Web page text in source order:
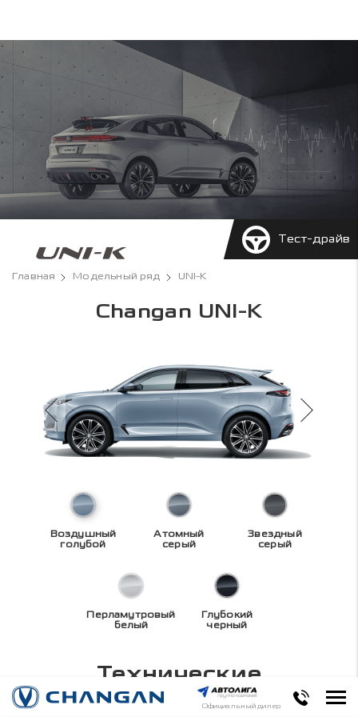
Официальный дилер
Тест-драйв
Главная Модельный ряд UNI-K
Changan UNI-K
Воздушный
голубой
Атомный
серый
Звездный
серый
Перламутровый
белый
Глубокий
черный
Технические
характеристикиUNI-K